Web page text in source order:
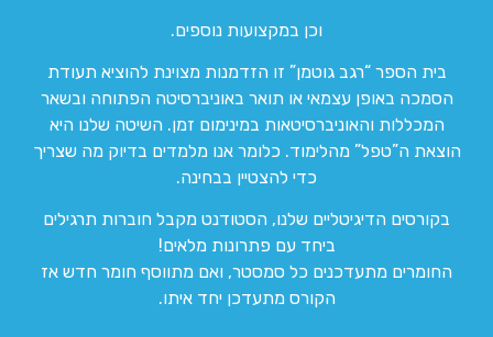
וכן במקצועות נוספים.
בית הספר “רגב גוטמן” זו הזדמנות מצוינת להוציא תעודת
הסמכה באופן עצמאי או תואר באוניברסיטה הפתוחה ובשאר
המכללות והאוניברסיטאות במינימום זמן. השיטה שלנו היא
הוצאת ה”טפל” מהלימוד. כלומר אנו מלמדים בדיוק מה שצריך
כדי להצטיין בבחינה.
בקורסים הדיגיטליים שלנו, הסטודנט מקבל חוברות תרגילים
ביחד עם פתרונות מלאים!
החומרים מתעדכנים כל סמסטר, ואם מתווסף חומר חדש אז
הקורס מתעדכן יחד איתו.